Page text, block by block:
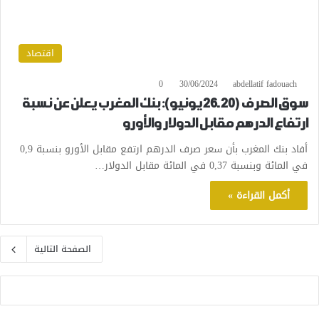
اقتصاد
abdellatif fadouach
30/06/2024
0
سوق الصرف (20 ـ26 يونيو): بنك المغرب يعلن عن نسبة
ارتفاع الدرهم مقابل الدولار والأورو
أفاد بنك المغرب بأن سعر صرف الدرهم ارتفع مقابل الأورو بنسبة 0,9
في المائة وبنسبة 0,37 في المائة مقابل الدولار…
أكمل القراءة »
الصفحة التالية